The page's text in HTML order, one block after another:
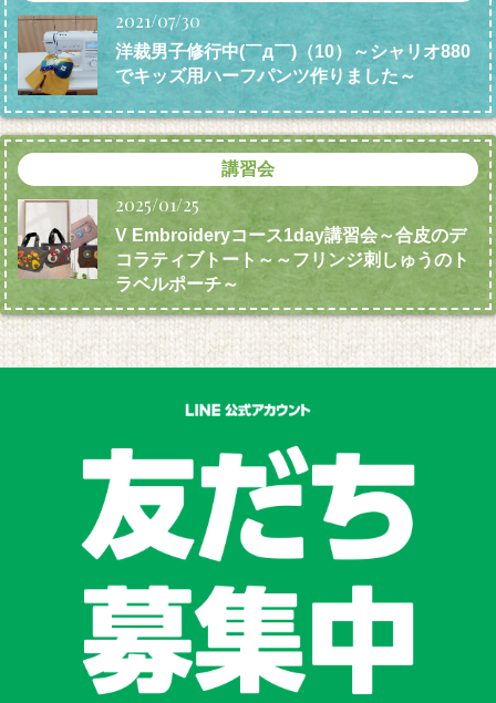
2021/07/30
洋裁男子修行中(￣д￣)（10）～シャリオ880
でキッズ用ハーフパンツ作りました～
講習会
2025/01/25
V Embroideryコース1day講習会～合皮のデ
コラティブトート～～フリンジ刺しゅうのト
ラベルポーチ～